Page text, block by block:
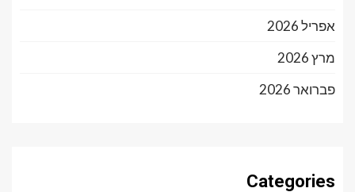
אפריל 2026
מרץ 2026
פברואר 2026
Categories